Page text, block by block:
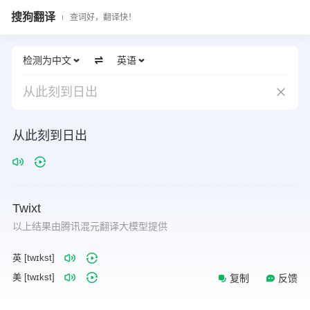
搜狗翻译 查词好，翻译快！
检测为中文 英语
从此刻到日出
从此刻到日出
Twixt
以上结果由腾讯混元翻译大模型提供
英 [twɪkst]
美 [twɪkst]
复制 反馈